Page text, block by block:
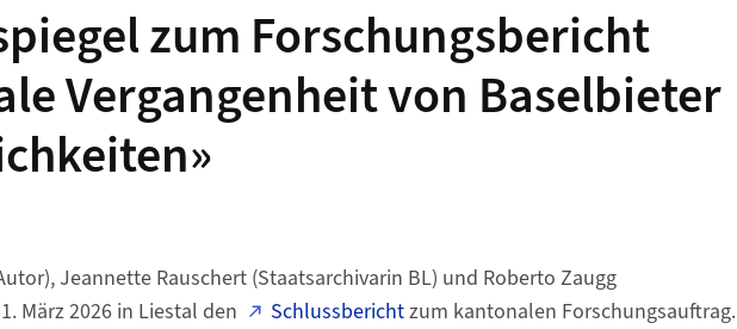
zum Forschungsbericht
Vergangenheit von Baselbieter
Jeannette Rauschert (Staatsarchivarin BL) und Roberto Zaugg
März 2026 in Liestal den
Schlussberichtzum kantonalen Forschungsauftrag.